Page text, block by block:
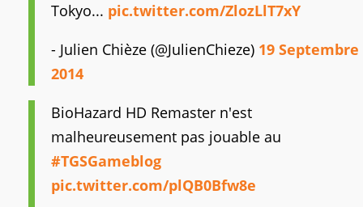
Tokyo... pic.twitter.com/ZlozLlT7xY
- Julien Chièze (@JulienChieze) 19 Septembre
2014
BioHazard HD Remaster n'est
malheureusement pas jouable au
#TGSGameblog
pic.twitter.com/plQB0Bfw8e